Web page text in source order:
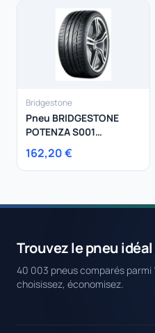
Bridgestone
Pneu BRIDGESTONE
POTENZA S001
245/35R18 92Y
162,20 €
Trouvez le pneu
40 003 pneus comparés parmi
choisissez, économisez.